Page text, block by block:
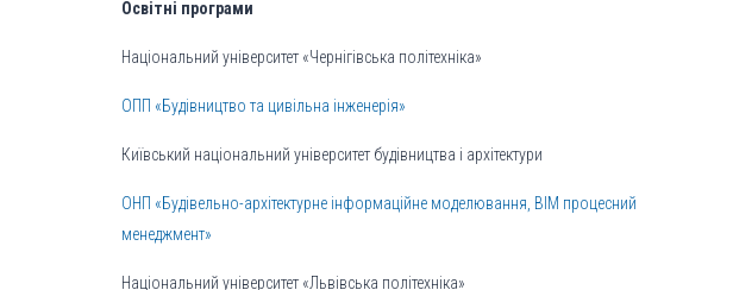
Освітні програми
Національний університет «Чернігівська політехніка»
ОПП «Будівництво та цивільна інженерія»
Київський національний університет будівництва і архітектури
ОНП «Будівельно-архітектурне інформаційне моделювання, ВIM процесний
менеджмент»
Національний університет «Львівська політехніка»